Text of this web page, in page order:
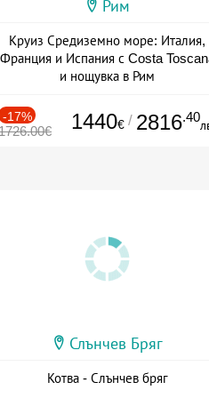
Рим
Круиз Средиземно море: Италия,
Франция и Испания с Costa
и нощувка в Рим
-17% 1440€ / 2816.40
Слънчев Бряг
Котва - Слънчев бряг